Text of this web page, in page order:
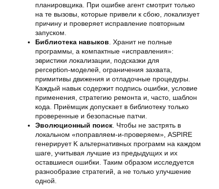
планировщика. При ошибке агент смотрит только
на те вызовы, которые привели к сбою, локализует
причину и проверяет исправление повторным
запуском.
Библиотека навыков . Хранит не полные
программы, а компактные «исправления»:
эвристики локализации, подсказки для
perception‑моделей, ограничения захвата,
примитивы движения и отладочные процедуры.
Каждый навык содержит подпись ошибки, условие
применения, стратегию ремонта и, часто, шаблон
кода. Приёмщик допускает в библиотеку только
проверенные и безопасные патчи.
Эволюционный поиск . Чтобы не застрять в
локальном «поправляем‑и‑проверяем», ASPIRE
генерирует K альтернативных программ на каждом
шаге, учитывая лучшие из предыдущих и их
оставшиеся ошибки. Таким образом исследуется
разнообразие стратегий, а не только улучшение
одной.